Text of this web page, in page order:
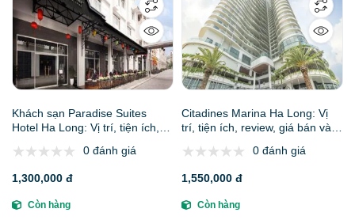
Khách sạn Paradise Suites
Hotel Ha Long: Vị trí, tiện ích,
đặt phòng
0 đánh giá
1,300,000 đ
Còn hàng
Citadines Marina Ha Long: Vị
trí, tiện ích, review, giá bán và
0 đánh giá
1,550,000 đ
Còn hàng